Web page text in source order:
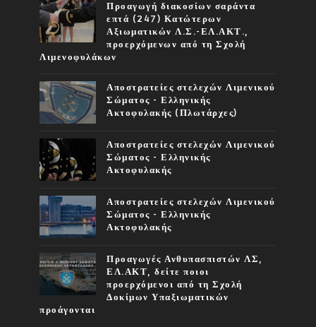
Προαγωγή διακοσίων σαράντα
επτά (247) Κατώτερων
Αξιωματικών Λ.Σ.-ΕΛ.ΑΚΤ.,
προερχόμενων από τη Σχολή
Λιμενοφυλάκων
Αποστρατείες στελεχών Λιμενικού
Σώματος - Ελληνικής
Ακτοφυλακής (Πλωτάρχες)
Αποστρατείες στελεχών Λιμενικού
Σώματος - Ελληνικής
Ακτοφυλακής
Αποστρατείες στελεχών Λιμενικού
Σώματος - Ελληνικής
Ακτοφυλακής
Προαγωγές Ανθυπασπιστών ΛΣ,
ΕΛ.ΑΚΤ, δείτε ποιοι
προερχόμενοι από τη Σχολή
Δοκίμων Υπαξιωματικών
προάγονται